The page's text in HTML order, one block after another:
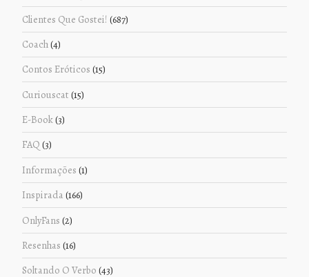
Clientes Que Gostei! (687)
Coach(4)
Contos Eróticos (15)
Curiouscat (15)
E-Book(3)
FAQ (3)
Informações (1)
Inspirada (166)
OnlyFans (2)
Resenhas (16)
Soltando O Verbo (43)